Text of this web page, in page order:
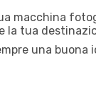
macchina
la tua
una buona